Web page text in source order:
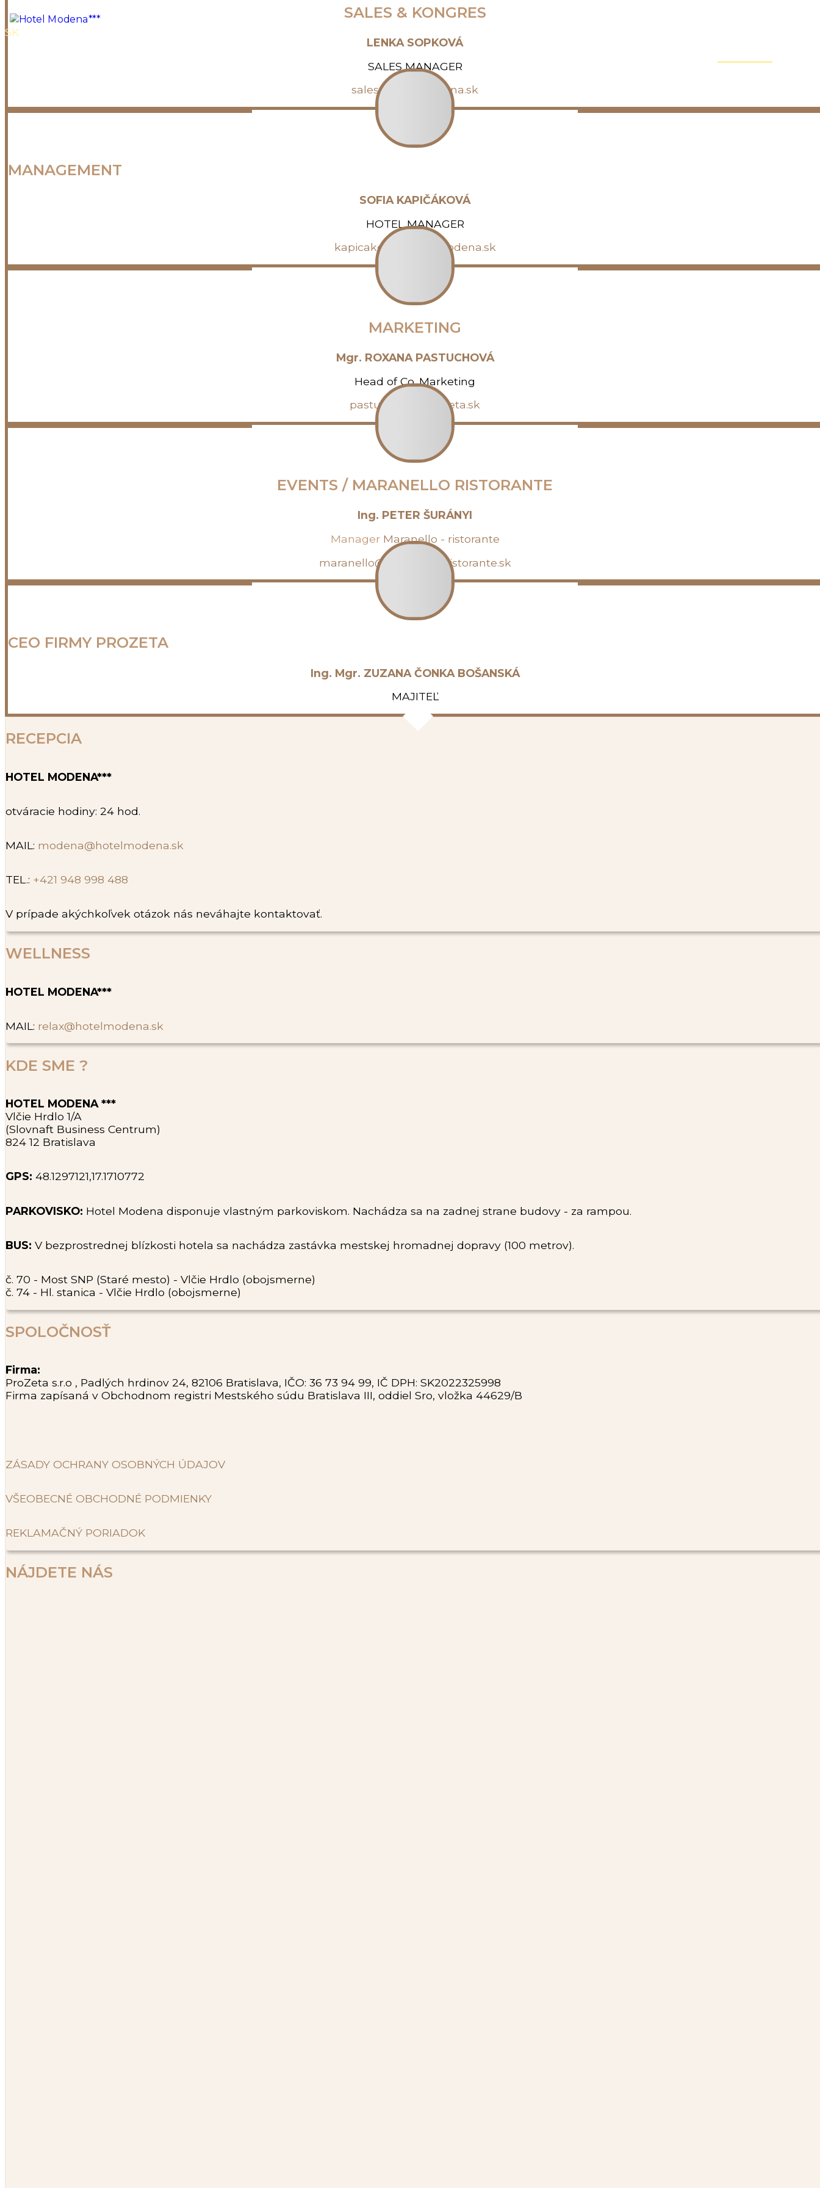
SK
SALES & KONGRES
LENKA SOPKOVÁ
SALES MANAGER
sales@hotelmodena.sk
MANAGEMENT
SOFIA KAPIČÁKOVÁ
HOTEL MANAGER
kapicakova@hotelmodena.sk
MARKETING
Mgr. ROXANA PASTUCHOVÁ
Head of Co. Marketing
pastuchova@prozeta.sk
EVENTS / MARANELLO RISTORANTE
Ing. PETER ŠURÁNYI
Manager Maranello - ristorante
maranello@maranello-ristorante.sk
CEO FIRMY PROZETA
Ing. Mgr. ZUZANA ČONKA BOŠANSKÁ
MAJITEĽ
RECEPCIA
HOTEL MODENA***
otváracie hodiny: 24 hod.
MAIL: modena@hotelmodena.sk
TEL.: +421 948 998 488
V prípade akýchkoľvek otázok nás neváhajte kontaktovať.
WELLNESS
HOTEL MODENA***
MAIL: relax@hotelmodena.sk
KDE SME ?
HOTEL MODENA ***
Vlčie Hrdlo 1/A
(Slovnaft Business Centrum)
824 12 Bratislava
GPS: 48.1297121,17.1710772
PARKOVISKO: ​Hotel Modena disponuje vlastným parkoviskom. Nachádza sa na zadnej strane budovy - za rampou.
BUS: V bezprostrednej blízkosti hotela sa nachádza zastávka mestskej hromadnej dopravy (100 metrov).
č. 70 - Most SNP (Staré mesto) - Vlčie Hrdlo (obojsmerne)
č. 74 - Hl. stanica - Vlčie Hrdlo (obojsmerne)
SPOLOČNOSŤ
Firma:
ProZeta s.r.o , Padlých hrdinov 24, 82106 Bratislava, IČO: 36 73 94 99, IČ DPH: SK2022325998
Firma zapísaná v Obchodnom registri Mestského súdu Bratislava III, oddiel Sro, vložka 44629/B
ZÁSADY OCHRANY OSOBNÝCH ÚDAJOV
VŠEOBECNÉ OBCHODNÉ PODMIENKY
REKLAMAČNÝ PORIADOK
NÁJDETE NÁS